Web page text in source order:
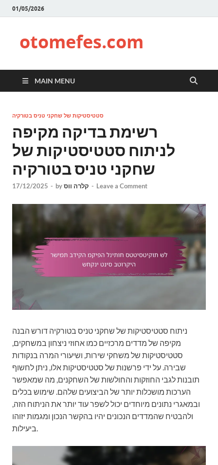
01/05/2026
otomefes.com
MAIN MENU
סטטיסטיקות של שחקני טניס בטורקיה
רשימת בדיקה מקיפה
לניתוח סטטיסטיקות של
שחקני טניס בטורקיה
17/12/2025 - byקלרה ווס - Leave a Comment
ניתוח סטטיסטיקות של שחקני טניס בטורקיה דורש הבנה
מקיפה של מדדים מרכזיים כמו אחוזי ניצחון במשחקים,
סטטיסטיקות של משחקי שירות, ושיעורי המרה בנקודות
שבירה. על ידי פרשנות של סטטיסטיקות אלו, ניתן לחשוף
תובנות לגבי החוזקות והחולשות של השחקנים, מה שמאפשר
הערכות מושכלות יותר של הביצועים שלהם. שימוש בכלים
ובמאגרי נתונים מיוחדים יכול לשפר עוד יותר את הניתוח הזה,
ולהבטיח שהמדדים הנכונים יהיו בהקשר הנכון ומגמות יזוהו
ביעילות.